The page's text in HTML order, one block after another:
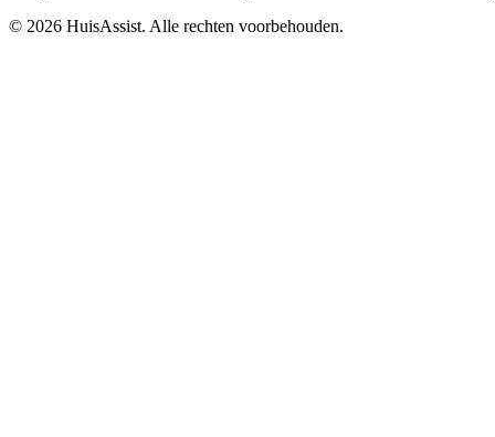
© 2026 HuisAssist. Alle rechten voorbehouden.